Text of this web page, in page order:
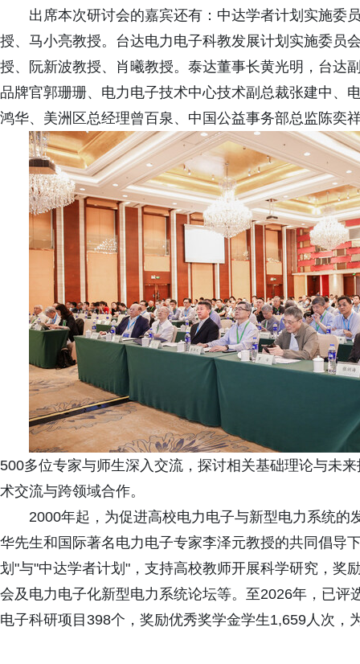
出席本次研讨会的嘉宾还有：中达学者计划实施委
授、马小亮教授。台达电力电子科教发展计划实施委员
授、阮新波教授、肖曦教授。泰达董事长黄光明，台达
品牌官郭珊珊、电力电子技术中心技术副总裁张建中、
鸿华、美洲区总经理曾百泉、中国公益事务部总监陈奕
500多位专家与师生深入交流，探讨相关基础理论与未
术交流与跨领域合作。
2000年起，为促进高校电力电子与新型电力系统
华先生和国际著名电力电子专家李泽元教授的共同倡导
划"与"中达学者计划"，支持高校教师开展科学研究，奖
会及电力电子化新型电力系统论坛等。至2026年，已
电子科研项目398个，奖励优秀奖学金学生1,659人次，